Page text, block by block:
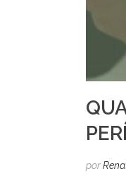
por